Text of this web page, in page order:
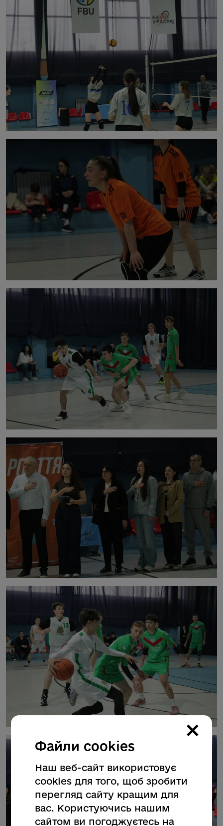
×
Файли cookies
Наш веб-сайт використовує
cookies для того, щоб зробити
перегляд сайту кращим для
вас. Користуючись нашим
сайтом ви погоджуєтесь на